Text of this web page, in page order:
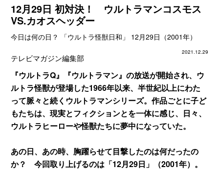
12月29日 初対決！ ウルトラマンコスモス
VS.カオスヘッダー
今日は何の日？ 「ウルトラ怪獣日和」 12月29日（2001年）
2021.12.29
テレビマガジン編集部
『ウルトラQ』『ウルトラマン』の放送が開始され、ウ
ルトラ怪獣が登場した1966年以来、半世紀以上にわた
って脈々と続くウルトラマンシリーズ。作品ごとに子ど
もたちは、現実とフィクションとを一体に感じ、日々、
ウルトラヒーローや怪獣たちに夢中になっていた。
あの日、あの時、胸躍らせて目撃したのは何だったの
か？ 今回取り上げるのは「12月29日」（2001年）。